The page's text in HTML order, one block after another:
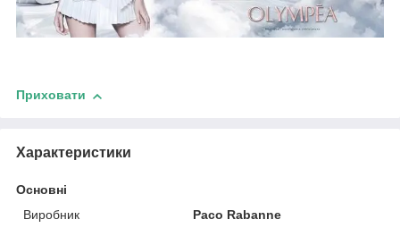
Приховати
Характеристики
Основні
Виробник
Paco Rabanne